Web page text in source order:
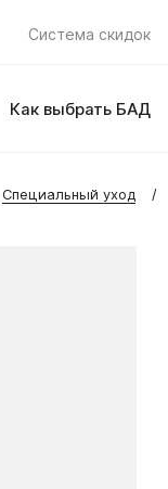
Система скидок
Как выбрать БАД
Специальный уход